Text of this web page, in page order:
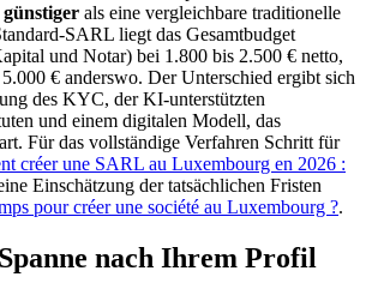
als eine vergleichbare traditionelle
SARL liegt das Gesamtbudget
und Notar) bei 1.800 bis 2.500 € netto,
€ anderswo. Der Unterschied ergibt sich
des KYC, der KI-unterstützten
und einem digitalen Modell, das
Für das vollständige Verfahren Schritt für
créer une SARL au Luxembourg en 2026 :
Einschätzung der tatsächlichen Fristen
pour créer une société au Luxembourg ?.
nach Ihrem Profil